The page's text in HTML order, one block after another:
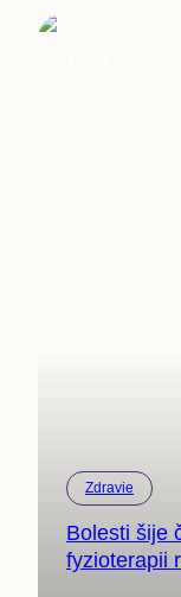
Zdravie
Bolesti šije
fyzioterapii